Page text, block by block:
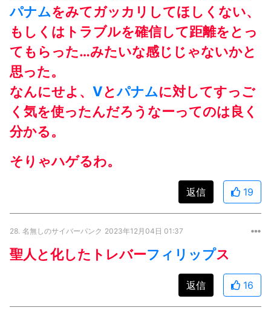
パナムをみてガッカリしてほしくない、
もしくはトラブルを確信して距離をとっ
てもらった…みたいな感じじゃないかと
思った。
なんにせよ、 Vとパナムに対してすっご
く気を使ったんだろうなーってのは良く
分かる。
そりゃハゲるわ。
返信 19
28. 名無しのサイバーパンク 2023年12月04日 01:37
聖人と化したトレバーフィリップス
返信 16